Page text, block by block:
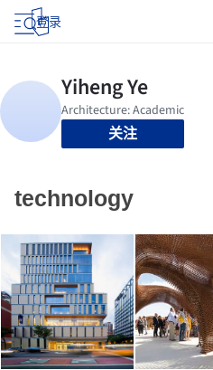
登录
关注
technology